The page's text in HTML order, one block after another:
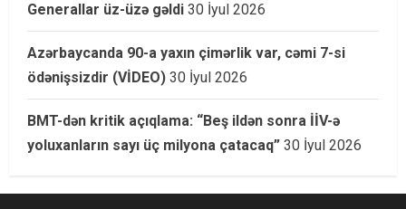
Generallar üz-üzə gəldi 30 İyul 2026
Azərbaycanda 90-a yaxın çimərlik var, cəmi 7-si
ödənişsizdir (VİDEO) 30 İyul 2026
BMT-dən kritik açıqlama: “Beş ildən sonra İİV-ə
yoluxanların sayı üç milyona çatacaq” 30 İyul 2026